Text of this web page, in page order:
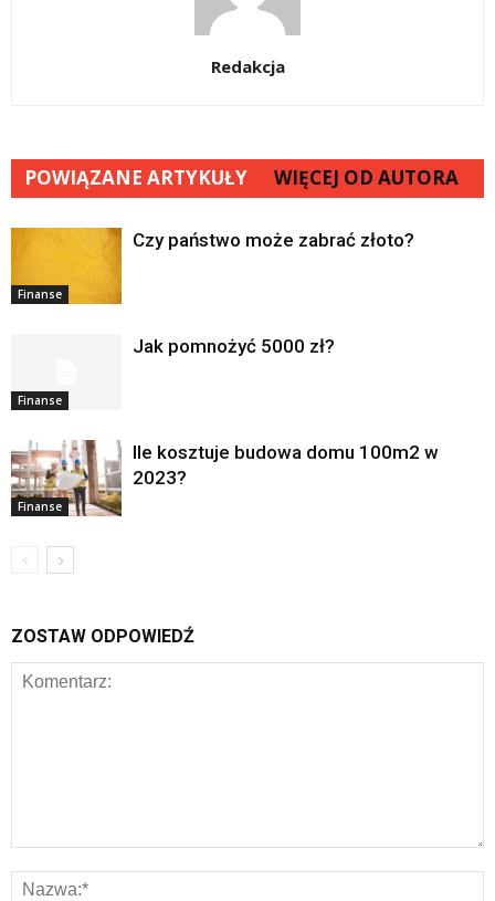
Redakcja
POWIĄZANE ARTYKUŁY WIĘCEJ OD AUTORA
Finanse
Czy państwo może zabrać złoto?
Finanse
Jak pomnożyć 5000 zł?
Finanse
Ile kosztuje budowa domu 100m2 w
2023?
ZOSTAW ODPOWIEDŹ